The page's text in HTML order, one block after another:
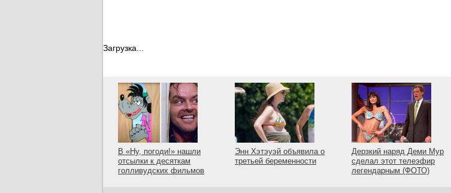
Загрузка...
В «Ну, погоди!» нашли
отсылки к десяткам
голливудских фильмов
Энн Хэтэуэй объявила о
третьей беременности
Дерзкий наряд Деми Мур
сделал этот телеэфир
легендарным (ФОТО)